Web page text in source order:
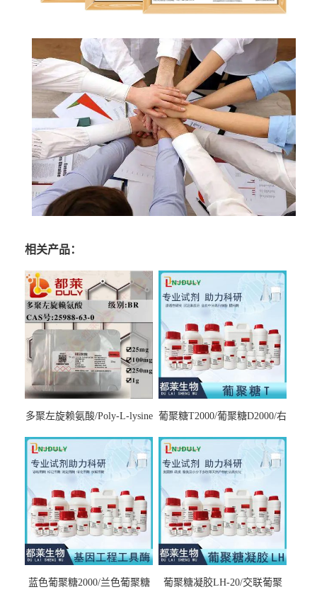
相关产品：
多聚左旋赖氨酸/Poly-L-lysine
7000，分子量7000-15000，分
子量2万～4万，分子量3～7
万，分子量7～15万，分子量
15～30万
葡聚糖T2000/葡聚糖D2000/右
蓝色葡聚糖2000/兰色葡聚糖 葡聚糖凝胶LH-20/交联葡聚